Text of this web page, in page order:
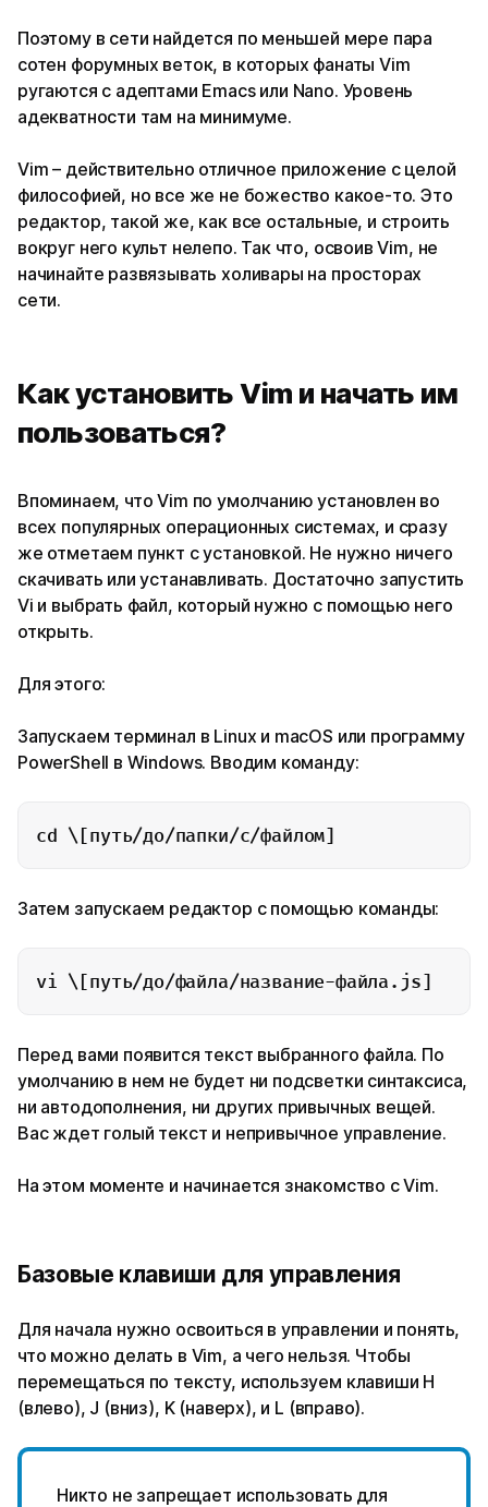
Поэтому в сети найдется по меньшей мере пара
сотен форумных веток, в которых фанаты Vim
ругаются с адептами Emacs или Nano. Уровень
адекватности там на минимуме.
Vim – действительно отличное приложение с целой
философией, но все же не божество какое-то. Это
редактор, такой же, как все остальные, и строить
вокруг него культ нелепо. Так что, освоив Vim, не
начинайте развязывать холивары на просторах
сети.
Как установить Vim и начать им
пользоваться?
Впоминаем, что Vim по умолчанию установлен во
всех популярных операционных системах, и сразу
же отметаем пункт с установкой. Не нужно ничего
скачивать или устанавливать. Достаточно запустить
Vi и выбрать файл, который нужно с помощью него
открыть.
Для этого:
Запускаем терминал в Linux и macOS или программу
PowerShell в Windows. Вводим команду:
cd \[путь/до/папки/с/файлом]
Затем запускаем редактор с помощью команды:
vi \[путь/до/файла/название-файла.js]
Перед вами появится текст выбранного файла. По
умолчанию в нем не будет ни подсветки синтаксиса,
ни автодополнения, ни других привычных вещей.
Вас ждет голый текст и непривычное управление.
На этом моменте и начинается знакомство с Vim.
Базовые клавиши для управления
Для начала нужно освоиться в управлении и понять,
что можно делать в Vim, а чего нельзя. Чтобы
перемещаться по тексту, используем клавиши H
(влево), J (вниз), K (наверх), и L (вправо).
Никто не запрещает использовать для